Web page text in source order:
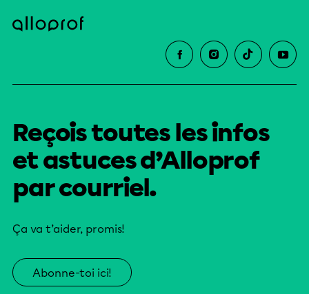
Reçois toutes les infos
et astuces d’Alloprof
par courriel.
Ça va t’aider, promis!
Abonne-toi ici!